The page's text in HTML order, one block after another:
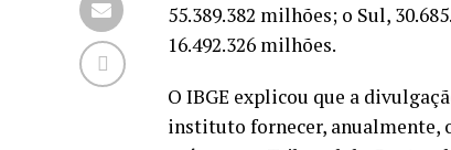
55.389.382 milhões; o Sul,
16.492.326 milhões.
O IBGE explicou que a
instituto fornecer, anualmente,